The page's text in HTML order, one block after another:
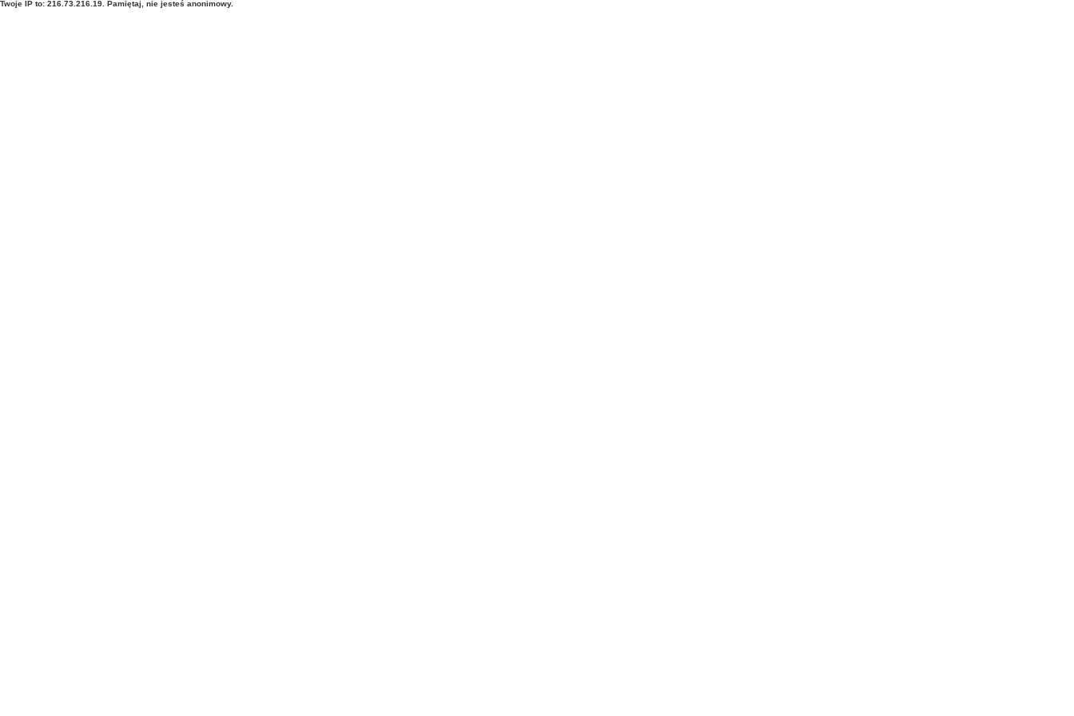
Twoje IP to: 216.73.216.19. Pamiętaj, nie jesteś anonimowy.